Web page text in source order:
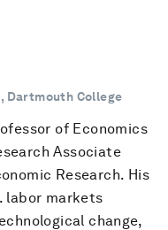
Dartmouth College
of Economics
Associate
Research. His
labor markets
change,